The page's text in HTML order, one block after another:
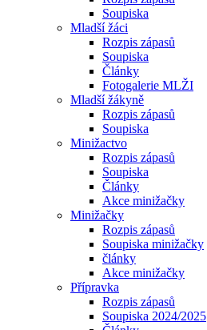
Soupiska
Mladší žáci
Rozpis zápasů
Soupiska
Články
Fotogalerie MLŽI
Mladší žákyně
Rozpis zápasů
Soupiska
Minižactvo
Rozpis zápasů
Soupiska
Články
Akce minižačky
Minižačky
Rozpis zápasů
Soupiska minižačky
články
Akce minižačky
Přípravka
Rozpis zápasů
Soupiska 2024/2025